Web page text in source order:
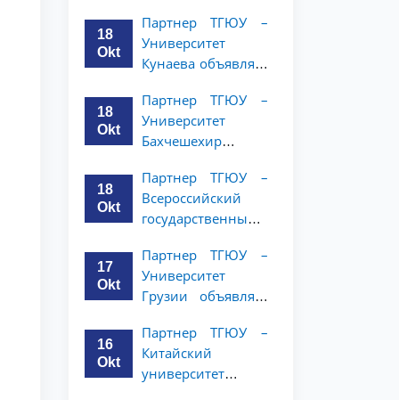
курсов
Купалы объявляет
программу
академической
студентов 2-3
курсов ТГЮУ
18
Okt
Партнер ТГЮУ –
Университет
Кунаева объявляет
академической
мобильности для
студентов 2–3
18
Okt
Партнер ТГЮУ –
Университет
Бахчешехир
программе
академической
мобильности для
курсов
18
Okt
Партнер ТГЮУ –
Всероссийский
государственный
юстиции
объявляет
программу
мобильности для
студентов 2–3
курсов ТГЮУ
17
Okt
Партнер ТГЮУ –
Университет
Грузии объявляет
академической
мобильности для
студентов 2–3
16
Okt
Партнер ТГЮУ –
Китайский
университет